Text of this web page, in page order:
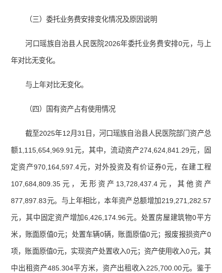
（三）委托业务费安排变化情况及原因说明
河口瑶族自治县人民医院2026年委托业务费安排0元，与上
年对比无变化。
与上年对比无变化。
（四）国有资产占有使用情况
截至2025年12月31日，河口瑶族自治县人民医院部门资产总
额1,115,654,969.91元，其中，流动资产274,624,841.29元，固
定资产970,164,597.4元，对外投资及有价证券0元，在建工程
107,684,809.35元，无形资产13,728,437.4元，其他资产
877,897.83元。与上年相比，本年资产总额增加219,271,282.57
元，其中固定资产增加6,426,174.96元。处置房屋建筑物0平方
米，账面原值0元；处置车辆0辆，账面原值0元；报废报损资产0
项，账面原值0元，实现资产处置收入0元；资产使用收入0元，其
中出租资产485.304平方米，资产出租收入225,700.00元。鉴于